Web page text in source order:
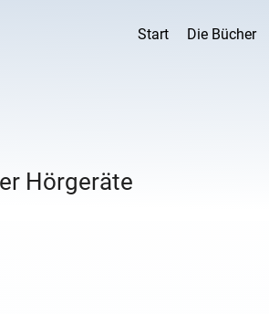
Start Die Bücher
Hörgeräte